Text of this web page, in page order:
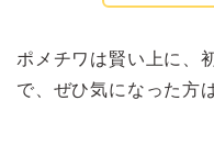
ポメチワは賢い上に、
で、ぜひ気になった方